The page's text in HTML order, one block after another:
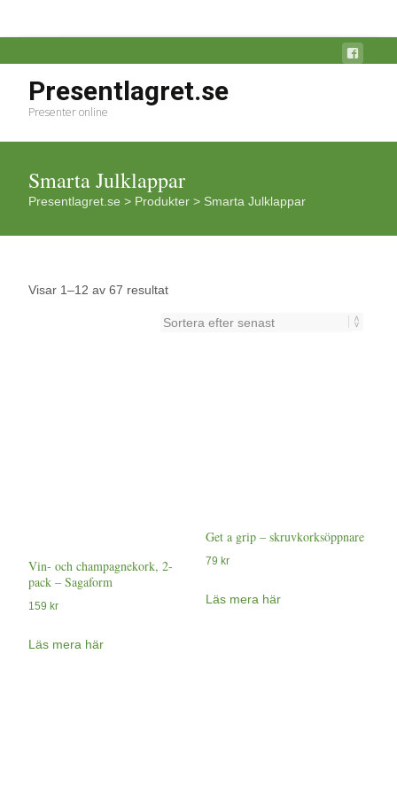
Presentlagret.se
Presenter online
Smarta Julklappar
Presentlagret.se > Produkter > Smarta Julklappar
Visar 1–12 av 67 resultatSortera
senaste
Vin- och champagnekork, 2-
pack – Sagaform
159 kr
Läs mera här
Get a grip – skruvkorksöppnare
79 kr
Läs mera här